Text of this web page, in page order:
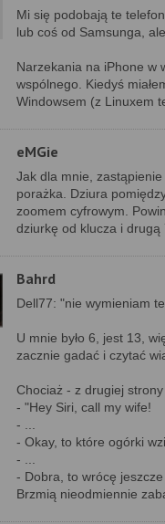
Mi się podobają te
lub coś od Samsunga,
Narzekania na iPhone w
wspólnego. Kiedyś
Windowsem (z Linuxem
eMGie
Jak dla mnie,
porażka. Dziura
zoomem cyfrowym.
dziurkę od klucza i
Bahrd
Dell77: "nie wymieniam
U mnie było 6, jest 13,
zacznie gadać i czytać
Chociaż - z drugiej
- "Hey Siri, call my wife!
- ...
- Okay, to które ogórki
- ...
- Dobra, to wrócę
Brzmią nieodmiennie